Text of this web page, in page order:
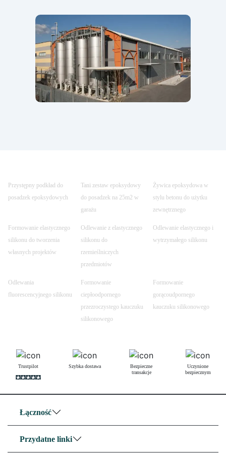
Przystępny podkład do
posadzek epoksydowych
Tani zestaw epoksydowy
do posadzek na 25m2 w
garażu
Żywica epoksydowa w
stylu betonu do użytku
zewnętrznego
Formowanie elastycznego
silikonu do tworzenia
własnych projektów
Odlewanie z elastycznego
silikonu do
rzemieślniczych
przedmiotów
Odlewanie elastycznego i
wytrzymałego silikonu
Odlewania
fluorescencyjnego silikonu
Formowanie
ciepłoodpornego
przezroczystego kauczuku
silikonowego
Formowanie
gorącoudpornego
kauczuku silikonowego
Trustpilot Szybka dostawa
Bezpieczne
transakcje
Uczynione
bezpiecznym
Łączność
Przydatne linki